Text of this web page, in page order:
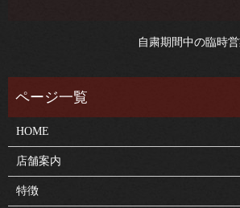
自粛期間中の臨時
HOME
店舗案内
特徴